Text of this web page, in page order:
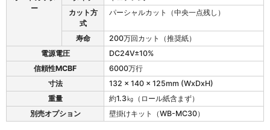
ー
カット方
式
パーシャルカット（中央一点残し）
寿命
200万回カット（推奨紙）
電源電圧
DC24V±10%
信頼性MCBF
6000万行
寸法
132 x 140 x 125mm (WxDxH)
重量
約1.3㎏（ロール紙含まず）
別売オプション
壁掛けキット（WB-MC30）